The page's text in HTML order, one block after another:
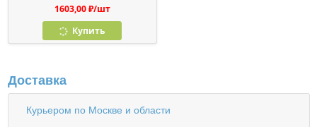
1603,00 ₽/шт
Купить
Доставка
Курьером по Москве и области